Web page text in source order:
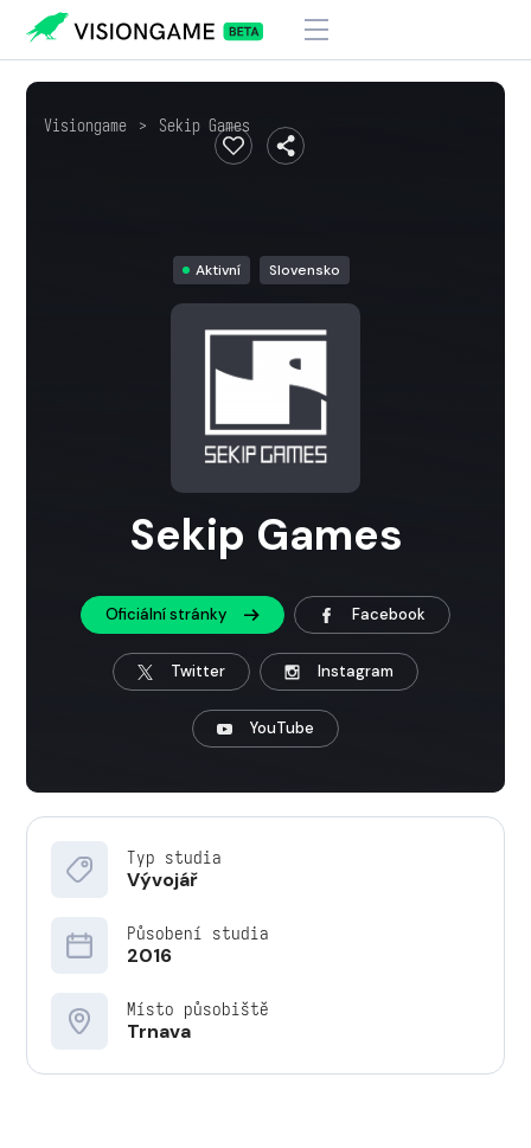
Visiongame > Sekip Games
Aktivní Slovensko
Sekip Games
Oficiální stránky Facebook
Twitter Instagram
YouTube
Typ studia
Vývojář
Působení studia
2016
Místo působiště
Trnava